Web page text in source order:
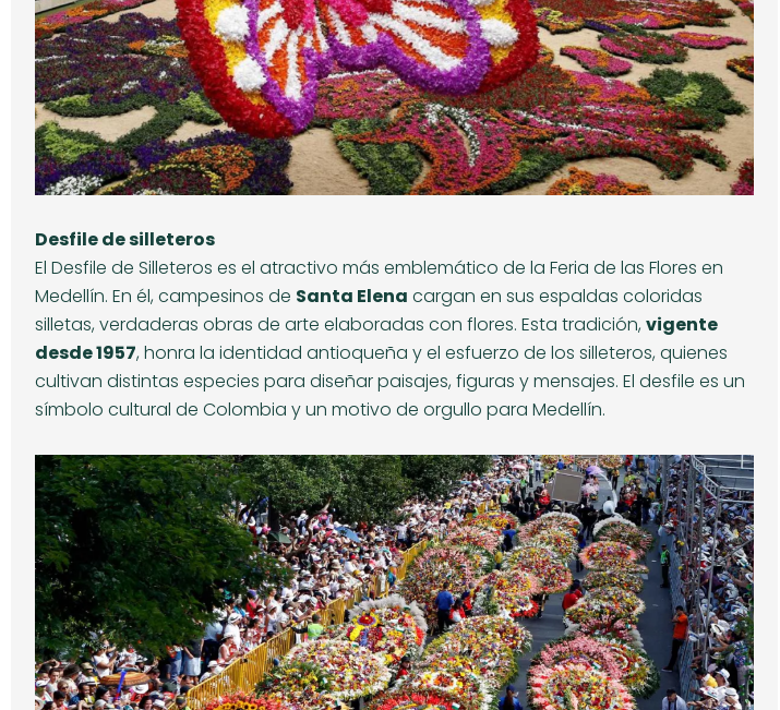
Desfile de silleteros
El Desfile de Silleteros es el atractivo más emblemático de la Feria de las Flores en
Medellín. En él, campesinos de Santa Elena cargan en sus espaldas coloridas
silletas, verdaderas obras de arte elaboradas con flores. Esta tradición,vigente
desde 1957, honra la identidad antioqueña y el esfuerzo de los silleteros, quienes
cultivan distintas especies para diseñar paisajes, figuras y mensajes. El desfile es un
símbolo cultural de Colombia y un motivo de orgullo para Medellín.